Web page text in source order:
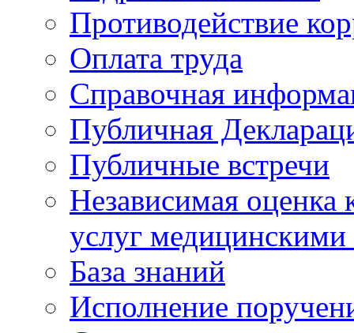
Противодействие
Оплата труда
Справочная
Публичная
Публичные встречи
Независимая оценка
услуг
База знаний
Исполнение